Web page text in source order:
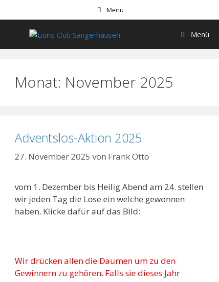
Menu
Menü
Monat: November 2025
Adventslos-Aktion 2025
27. November 2025 von Frank Otto
vom 1. Dezember bis Heilig Abend am 24. stellen
wir jeden Tag die Lose ein welche gewonnen
haben. Klicke dafür auf das Bild:
Wir drücken allen die Daumen um zu den
Gewinnern zu gehören. Falls sie dieses Jahr